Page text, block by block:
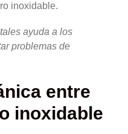
inoxidable.
ayuda a los
problemas de
entre
inoxidable